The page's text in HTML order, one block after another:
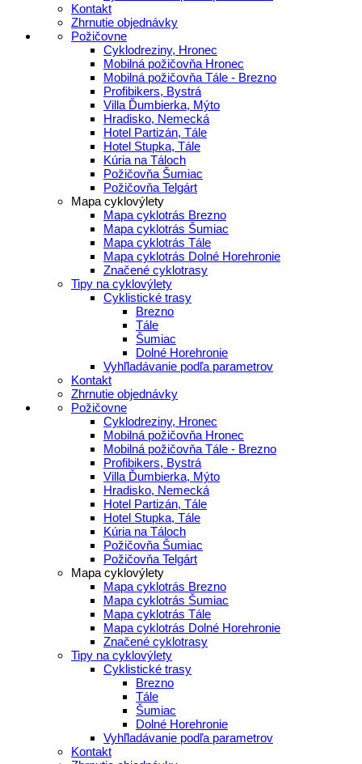
Kontakt
Zhrnutie objednávky
Požičovne
Cyklodreziny, Hronec
Mobilná požičovňa Hronec
Mobilná požičovňa Tále - Brezno
Profibikers, Bystrá
Villa Ďumbierka, Mýto
Hradisko, Nemecká
Hotel Partizán, Tále
Hotel Stupka, Tále
Kúria na Táloch
Požičovňa Šumiac
Požičovňa Telgárt
Mapa cyklovýlety
Mapa cyklotrás Brezno
Mapa cyklotrás Šumiac
Mapa cyklotrás Tále
Mapa cyklotrás Dolné Horehronie
Značené cyklotrasy
Tipy na cyklovýlety
Cyklistické trasy
Brezno
Tále
Šumiac
Dolné Horehronie
Vyhľladávanie podľa parametrov
Kontakt
Zhrnutie objednávky
Požičovne
Cyklodreziny, Hronec
Mobilná požičovňa Hronec
Mobilná požičovňa Tále - Brezno
Profibikers, Bystrá
Villa Ďumbierka, Mýto
Hradisko, Nemecká
Hotel Partizán, Tále
Hotel Stupka, Tále
Kúria na Táloch
Požičovňa Šumiac
Požičovňa Telgárt
Mapa cyklovýlety
Mapa cyklotrás Brezno
Mapa cyklotrás Šumiac
Mapa cyklotrás Tále
Mapa cyklotrás Dolné Horehronie
Značené cyklotrasy
Tipy na cyklovýlety
Cyklistické trasy
Brezno
Tále
Šumiac
Dolné Horehronie
Vyhľladávanie podľa parametrov
Kontakt